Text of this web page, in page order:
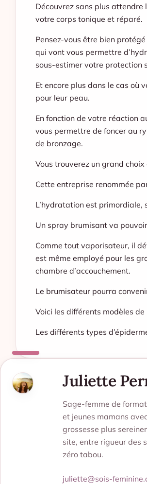
Découvrez sans plus attendre
votre corps tonique et réparé.
Pensez-vous être bien
qui vont vous permettre
sous-estimer votre protection
Et encore plus dans le cas où
pour leur peau.
En fonction de votre réaction
vous permettre de foncer au
de bronzage.
Vous trouverez un grand
Cette entreprise renommée
L’hydratation est
Un spray brumisant va
Comme tout vaporisateur, il
est même employé pour les
chambre d’accouchement.
Le brumisateur pourra
Voici les différents modèles
Les différents types
Juliette
Sage-femme de
et jeunes mamans
grossesse plus
site, entre rigueur des
zéro tabou.
juliette@sois-